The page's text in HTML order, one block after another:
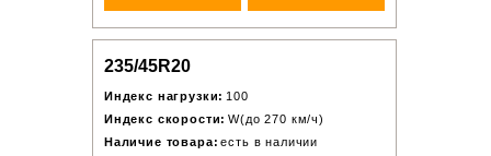
235/45R20
Индекс нагрузки: 100
Индекс скорости: W(до 270 км/ч)
Наличие товара: есть в наличии